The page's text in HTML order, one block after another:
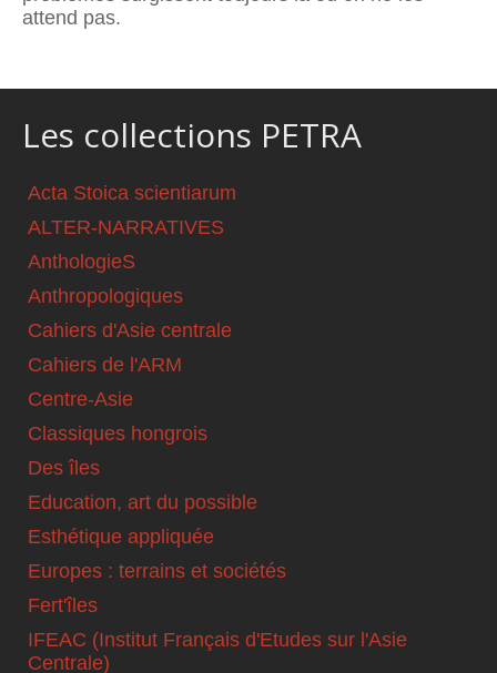
attend pas.
Les collections PETRA
Acta Stoica scientiarum
ALTER-NARRATIVES
AnthologieS
Anthropologiques
Cahiers d'Asie centrale
Cahiers de l'ARM
Centre-Asie
Classiques hongrois
Des îles
Education, art du possible
Esthétique appliquée
Europes : terrains et sociétés
Fert'îles
IFEAC (Institut Français d'Etudes sur l'Asie
Centrale)